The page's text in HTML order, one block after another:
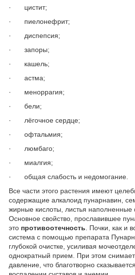
·
цистит;
·
пиелонефрит;
·
диспепсия;
·
запоры;
·
кашель;
·
астма;
·
меноррагия;
·
бели;
·
лёгочное сердце;
·
офтальмия;
·
люмбаго;
·
миалгия;
·
общая слабость и недомогание.
Все части этого растения имеют
содержащие алкалоид пунарнавин,
жирные кислоты, листья наполненные
Основное свойство, прославившее
это противоотечность . Почки, как и
система с помощью препарата
глубокой очистке, усиливая
однократный прием. При этом
давление, что благотворно